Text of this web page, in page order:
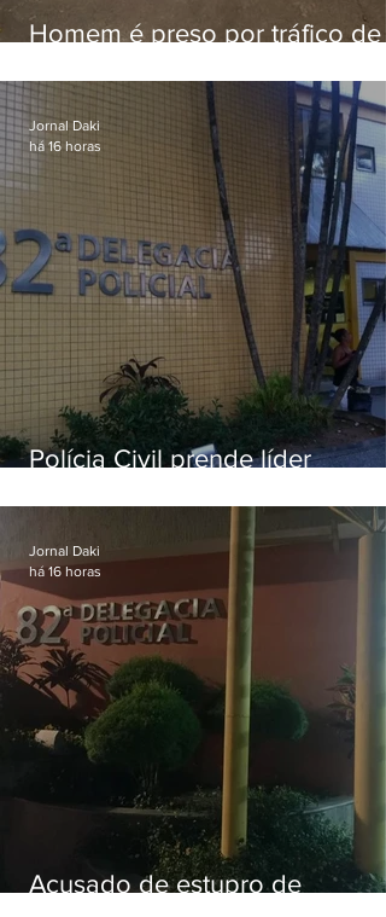
Homem é preso por tráfico de
Polícia Civil prende líder
sexualmente de fiéis por mais
uma década
Jornal Daki
há 16 horas
Acusado de estupro de
Jornal Daki
há 16 horas